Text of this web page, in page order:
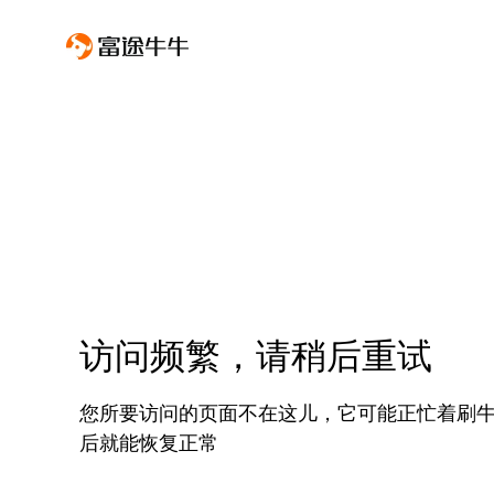
访问频繁，请稍后重试
您所要访问的页面不在这儿，它可能正忙着刷
后就能恢复正常